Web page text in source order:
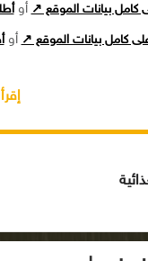
بيانات الموقع ↗ أو
كامل بيانات الموقع ↗ أو